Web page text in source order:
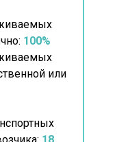
100%
или